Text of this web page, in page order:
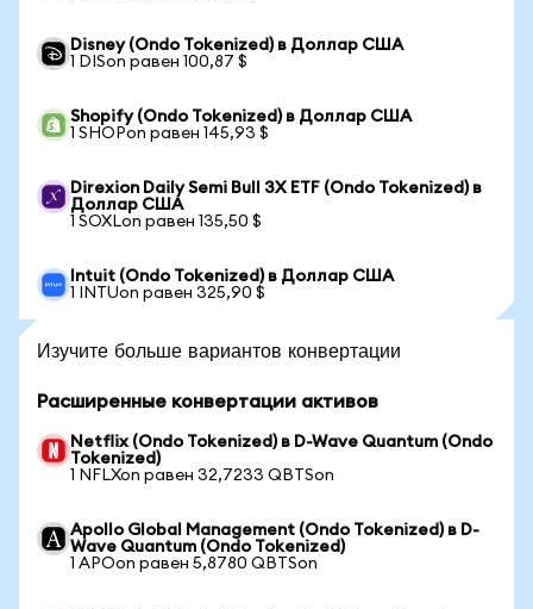
Disney (Ondo Tokenized) в Доллар США
1 DISon равен 100,87 $
Shopify (Ondo Tokenized) в Доллар США
1 SHOPon равен 145,93 $
Direxion Daily Semi Bull 3X ETF (Ondo Tokenized) в
Доллар США
1 SOXLon равен 135,50 $
Intuit (Ondo Tokenized) в Доллар США
1 INTUon равен 325,90 $
Изучите больше вариантов конвертации
Расширенные конвертации активов
Netflix (Ondo Tokenized) в D-Wave Quantum (Ondo
Tokenized)
1 NFLXon равен 32,7233 QBTSon
Apollo Global Management (Ondo Tokenized) в D-
Wave Quantum (Ondo Tokenized)
1 APOon равен 5,8780 QBTSon